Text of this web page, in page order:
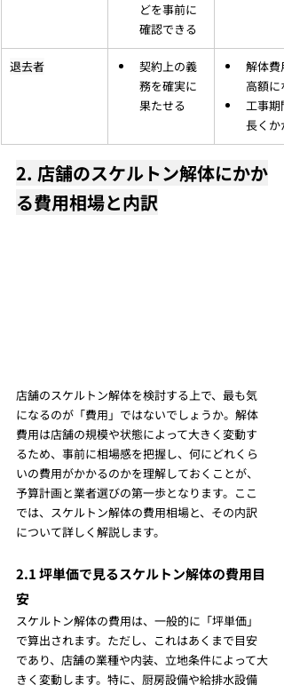
どを事前に
確認できる
退去者
契約上の義
務を確実に
果たせる
解体費
高額に
工事期
長くか
2. 店舗のスケルトン解体にかか
る費用相場と内訳
店舗のスケルトン解体を検討する上で、最も気
になるのが「費用」ではないでしょうか。解体
費用は店舗の規模や状態によって大きく変動す
るため、事前に相場感を把握し、何にどれくら
いの費用がかかるのかを理解しておくことが、
予算計画と業者選びの第一歩となります。ここ
では、スケルトン解体の費用相場と、その内訳
について詳しく解説します。
2.1 坪単価で見るスケルトン解体の費用目
安
スケルトン解体の費用は、一般的に「坪単価」
で算出されます。ただし、これはあくまで目安
であり、店舗の業種や内装、立地条件によって大
きく変動します。特に、厨房設備や給排水設備